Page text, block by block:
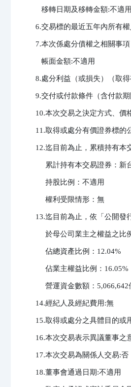
   移轉日期及移轉金額:不適用
6.交易標的最近五年內所有
7.本次係處分債權之相關事
   帳面金額:不適用
8.處分利益（或損失）（取
9.交付或付款條件（含付款
10.本次交易之決定方式、價
11.取得或處分有價證券標的
12.迄目前為止，累積持有本
累計持有本交易證券：
     持股比例：不適用
     權利受限情形：無
13.迄目前為止，依「公開發
於母公司業主之權益之
     佔總資產比例：12.04%
     佔業主權益比例：16.05%
營運資金數額：
14.經紀人及經紀費用:無
15.取得或處分之具體目的或
16.本次交易表示異議董事之
17.本次交易為關係人交易:否
18.董事會通過日期:不適用